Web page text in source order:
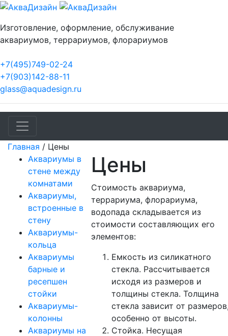
Изготовление, оформление, обслуживание
аквариумов, террариумов, флорариумов
+7(495)749-02-24
+7(903)142-88-11
glass@aquadesign.ru
Главная / Цены
Аквариумы в
стене между
комнатами
Аквариумы,
встроенные в
стену
Аквариумы-
кольца
Аквариумы
барные и
ресепшен
стойки
Аквариумы-
колонны
Аквариумы на
Цены
Стоимость аквариума,
террариума, флорариума,
водопада складывается из
стоимости составляющих его
элементов:
Емкость из силикатного
стекла. Рассчитывается
исходя из размеров и
толщины стекла. Толщина
стекла зависит от
особенно от высоты.
Стойка. Несущая